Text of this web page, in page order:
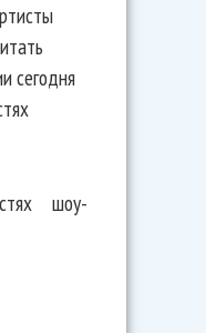
сегодня
шоу-